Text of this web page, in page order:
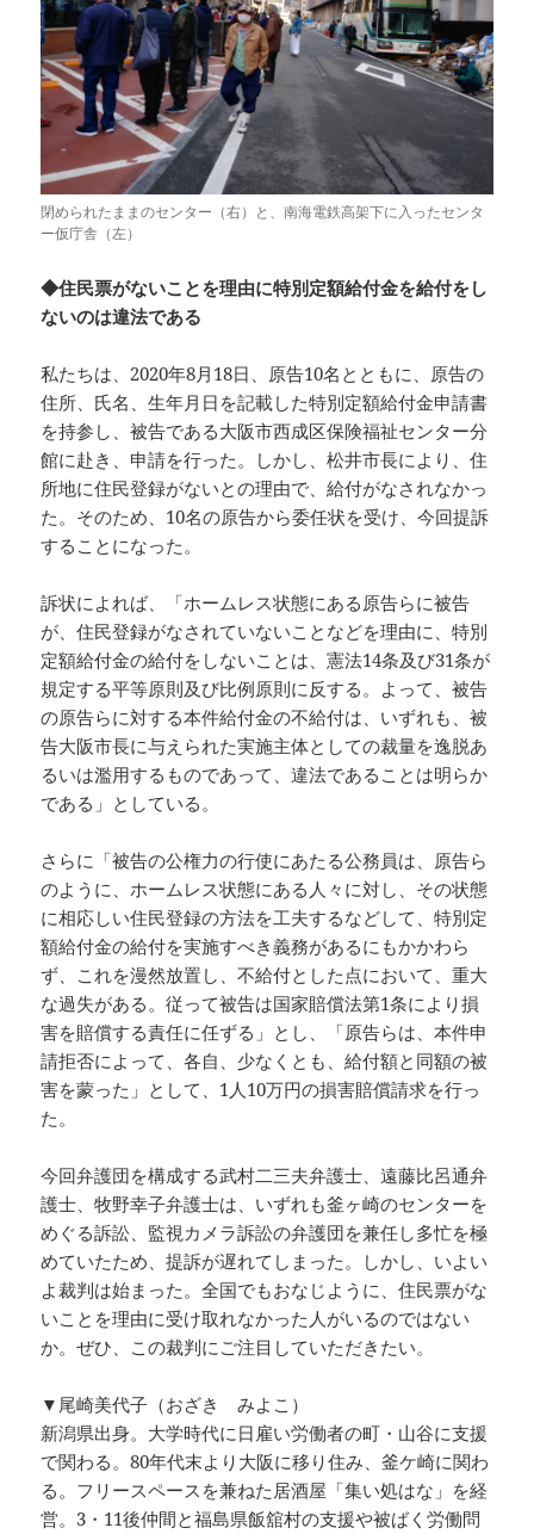
閉められたままのセンター（右）と、南海電鉄高架下に入ったセンタ
ー仮庁舎（左）
◆住民票がないことを理由に特別定額給付金を給付をし
ないのは違法である
私たちは、2020年8月18日、原告10名とともに、原告の
住所、氏名、生年月日を記載した特別定額給付金申請書
を持参し、被告である大阪市西成区保険福祉センター分
館に赴き、申請を行った。しかし、松井市長により、住
所地に住民登録がないとの理由で、給付がなされなかっ
た。そのため、10名の原告から委任状を受け、今回提訴
することになった。
訴状によれば、「ホームレス状態にある原告らに被告
が、住民登録がなされていないことなどを理由に、特別
定額給付金の給付をしないことは、憲法14条及び31条が
規定する平等原則及び比例原則に反する。よって、被告
の原告らに対する本件給付金の不給付は、いずれも、被
告大阪市長に与えられた実施主体としての裁量を逸脱あ
るいは濫用するものであって、違法であることは明らか
である」としている。
さらに「被告の公権力の行使にあたる公務員は、原告ら
のように、ホームレス状態にある人々に対し、その状態
に相応しい住民登録の方法を工夫するなどして、特別定
額給付金の給付を実施すべき義務があるにもかかわら
ず、これを漫然放置し、不給付とした点において、重大
な過失がある。従って被告は国家賠償法第1条により損
害を賠償する責任に任ずる」とし、「原告らは、本件申
請拒否によって、各自、少なくとも、給付額と同額の被
害を蒙った」として、1人10万円の損害賠償請求を行っ
た。
今回弁護団を構成する武村二三夫弁護士、遠藤比呂通弁
護士、牧野幸子弁護士は、いずれも釜ヶ崎のセンターを
めぐる訴訟、監視カメラ訴訟の弁護団を兼任し多忙を極
めていたため、提訴が遅れてしまった。しかし、いよい
よ裁判は始まった。全国でもおなじように、住民票がな
いことを理由に受け取れなかった人がいるのではない
か。ぜひ、この裁判にご注目していただきたい。
▼尾崎美代子（おざき みよこ）
新潟県出身。大学時代に日雇い労働者の町・山谷に支援
で関わる。80年代末より大阪に移り住み、釜ケ崎に関わ
る。フリースペースを兼ねた居酒屋「集い処はな」を経
営。3・11後仲間と福島県飯舘村の支援や被ばく労働問